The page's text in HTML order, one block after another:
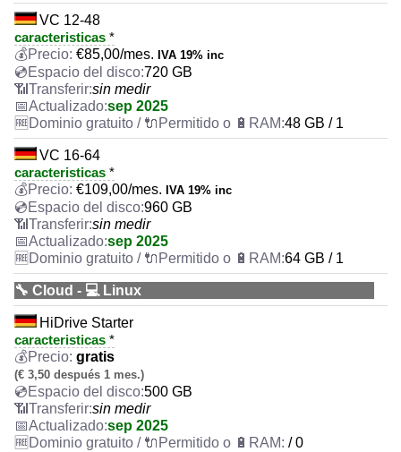
VC 12-48
caracteristicas *
€85,00/mes. IVA 19% inc
720 GB
sin medir
sep 2025
48 GB / 1
VC 16-64
caracteristicas *
€109,00/mes. IVA 19% inc
960 GB
sin medir
sep 2025
64 GB / 1
🔧 Cloud - 💻 Linux
HiDrive Starter
caracteristicas *
gratis
(€ 3,50 después 1 mes.)
500 GB
sin medir
sep 2025
/ 0